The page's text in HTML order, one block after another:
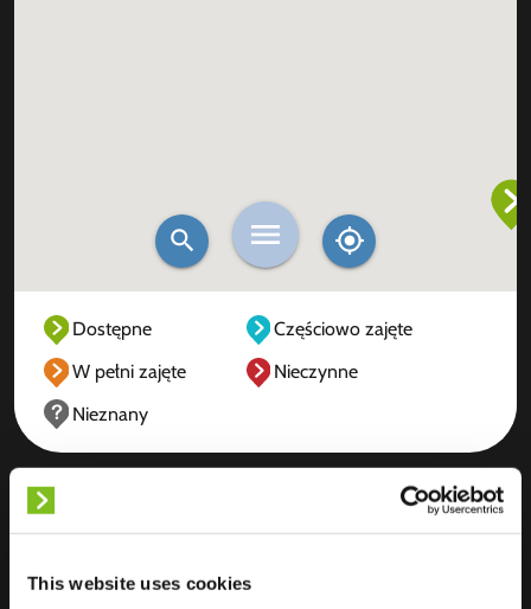
This website uses cookies
Dostępne
Częściowo zajęte
W pełni zajęte
Nieczynne
Nieznany
Lokalizacja